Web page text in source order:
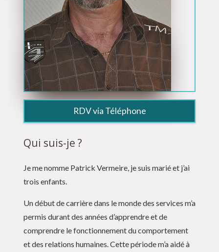
RDV via Téléphone
Qui suis-je ?
Je me nomme Patrick Vermeire, je suis marié et j’ai
trois enfants.
Un début de carrière dans le monde des services m’a
permis durant des années d’apprendre et de
comprendre le fonctionnement du comportement
et des relations humaines. Cette période m’a aidé à